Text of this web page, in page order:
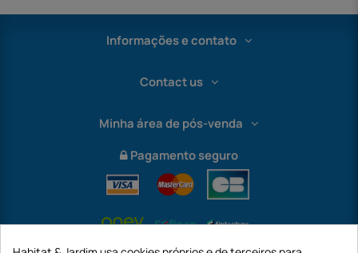
Informações e contato
Contact us
Minha área de pós-venda
Pagamento seguro